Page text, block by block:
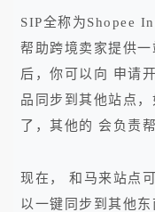
SIP全称为Shopee
帮助跨境卖家提供
后，你可以向 申请
品同步到其他站点
了，其他的 会负责
现在， 和马来站点
以一键同步到其他